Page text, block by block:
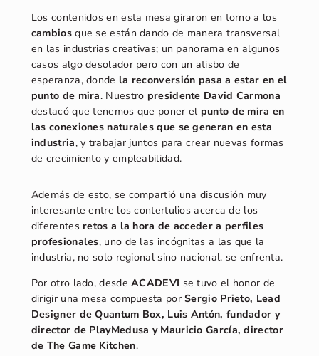
Los contenidos en esta mesa giraron en torno a los
cambiosque se están dando de manera transversal
en las industrias creativas; un panorama en algunos
casos algo desolador pero con un atisbo de
esperanza, donde la reconversión pasa a estar en el
punto de mira. Nuestro presidente David Carmona
destacó que tenemos que poner el punto de mira en
las conexiones naturales que se generan en esta
industria, y trabajar juntos para crear nuevas formas
de crecimiento y empleabilidad.
Además de esto, se compartió una discusión muy
interesante entre los contertulios acerca de los
diferentes retos a la hora de acceder a perfiles
profesionales, uno de las incógnitas a las que la
industria, no solo regional sino nacional, se enfrenta.
Por otro lado, desdeACADEVI se tuvo el honor de
dirigir una mesa compuesta porSergio Prieto, Lead
Designer de Quantum Box, Luis Antón, fundador y
director de PlayMedusa y Mauricio García, director
de The Game Kitchen.